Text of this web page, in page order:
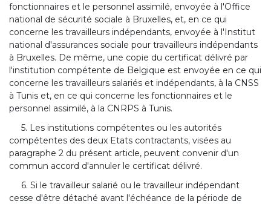
fonctionnaires et le personnel assimilé, envoyée à l'Office
national de sécurité sociale à Bruxelles, et, en ce qui
concerne les travailleurs indépendants, envoyée à l'Institut
national d'assurances sociale pour travailleurs indépendants
à Bruxelles. De même, une copie du certificat délivré par
l'institution compétente de Belgique est envoyée en ce qui
concerne les travailleurs salariés et indépendants, à la CNSS
à Tunis et, en ce qui concerne les fonctionnaires et le
personnel assimilé, à la CNRPS à Tunis.
5. Les institutions compétentes ou les autorités
compétentes des deux Etats contractants, visées au
paragraphe 2 du présent article, peuvent convenir d'un
commun accord d'annuler le certificat délivré.
6. Si le travailleur salarié ou le travailleur indépendant
cesse d'être détaché avant l'échéance de la période de